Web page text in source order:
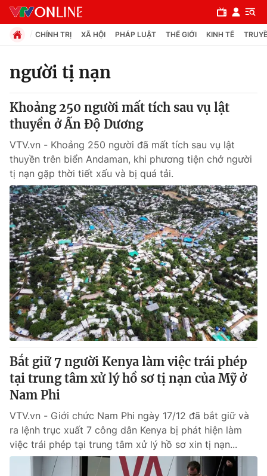
Chuyên mục
Chính trị
Xã hội
Pháp luật
Y tế
Thế giới
Tin tức
Thế giới đó đây
Câu chuyện quốc tế
Kinh tế
Tài chính
Thị trường
Góc doanh nghiệp
Dữ liệu và đời sống
Truyền hình
Phim VTV
Hậu trường
Nhân vật
Khán giả
Giải trí
Điện ảnh
Âm nhạc
Đời sống
Du lịch
Giáo dục
CHÍNH TRỊ XÃ HỘI PHÁP LUẬT THẾ GIỚI KINH TẾ
người tị nạn
Khoảng 250 người mất tích sau vụ lật
thuyền ở Ấn Độ Dương
VTV.vn - Khoảng 250 người đã mất tích sau vụ lật
thuyền trên biển Andaman, khi phương tiện chở người
tị nạn gặp thời tiết xấu và bị quá tải.
Bắt giữ 7 người Kenya làm việc trái phép
tại trung tâm xử lý hồ sơ tị nạn của Mỹ ở
Nam Phi
VTV.vn - Giới chức Nam Phi ngày 17/12 đã bắt giữ và
ra lệnh trục xuất 7 công dân Kenya bị phát hiện làm
việc trái phép tại trung tâm xử lý hồ sơ xin tị nạn...